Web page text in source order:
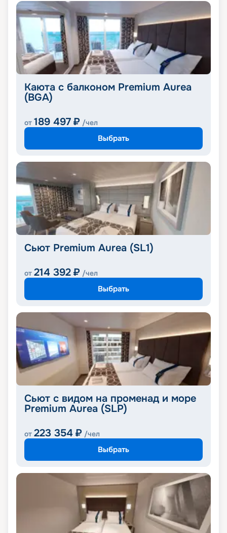
Каюта с балконом Premium Aurea
(BGA)
от 189 497 ₽ /чел
Выбрать
Сьют Premium Aurea (SL1)
от 214 392 ₽ /чел
Выбрать
Сьют с видом на променад и море
Premium Aurea (SLP)
от 223 354 ₽ /чел
Выбрать